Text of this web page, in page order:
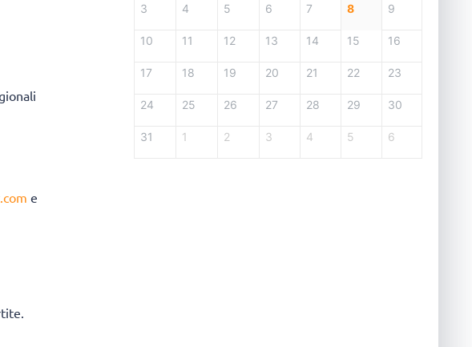
e
3 4 5 6 7 8 9
10 11 12 13 14 15 16
17 18 19 20 21 22 23
24 25 26 27 28 29 30
31 1 2 3 4 5 6